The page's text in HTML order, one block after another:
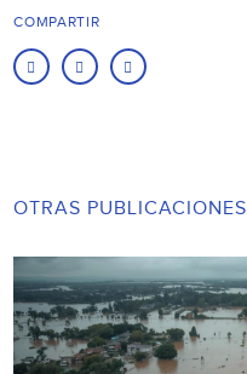
COMPARTIR
OTRAS PUBLICACIONES